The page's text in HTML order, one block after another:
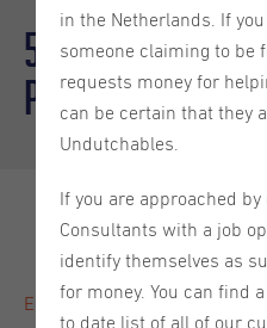
5 réseaux
pourraient être
En tant qu'expatrié, lorsque
in the Netherlands. If
someone claiming to be
requests money for
can be certain that they
Undutchables.
If you are approached
Consultants with a job
identify themselves as
for money. You can find
to date list of all of our